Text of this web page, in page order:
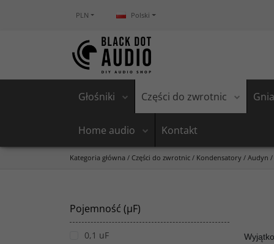
PLN Polski
Głośniki Części do zwrotnic
Home audio Kontakt
Kategoria główna / Części do zwrotnic / Kondensatory / Audyn /
Pojemność (µF)
0,1 uF